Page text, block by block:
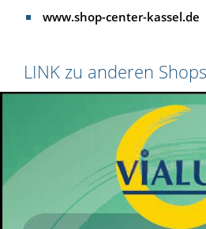
www.shop-center-kassel.de
LINK zu anderen